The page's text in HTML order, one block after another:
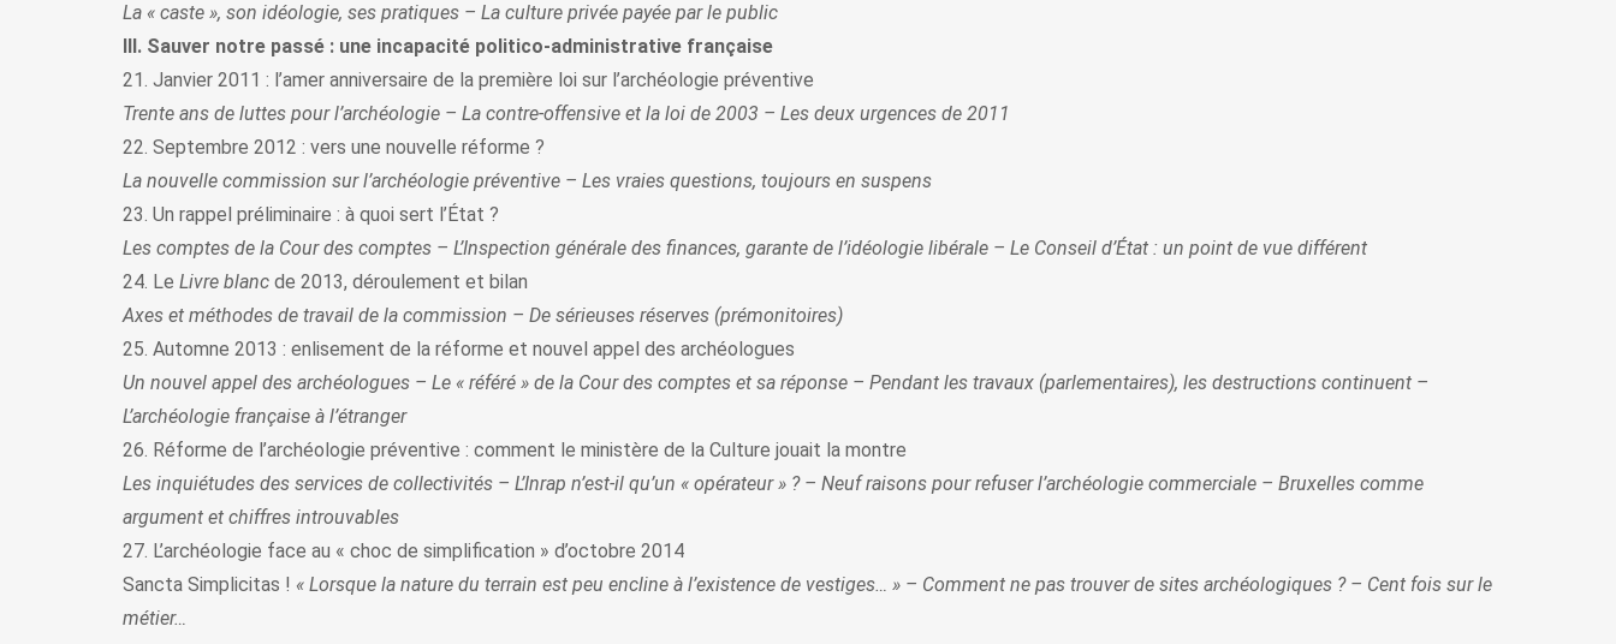
La « caste », son idéologie, ses pratiques – La culture privée payée par le public
III. Sauver notre passé : une incapacité politico-administrative française
21. Janvier 2011 : l’amer anniversaire de la première loi sur l’archéologie préventive
Trente ans de luttes pour l’archéologie – La contre-offensive et la loi de 2003 – Les deux urgences de 2011
22. Septembre 2012 : vers une nouvelle réforme ?
La nouvelle commission sur l’archéologie préventive – Les vraies questions, toujours en suspens
23. Un rappel préliminaire : à quoi sert l’État ?
Les comptes de la Cour des comptes – L’Inspection générale des finances, garante de l’idéologie libérale – Le Conseil d’État : un point de vue différent
24. Le Livre blanc de 2013, déroulement et bilan
Axes et méthodes de travail de la commission – De sérieuses réserves (prémonitoires)
25. Automne 2013 : enlisement de la réforme et nouvel appel des archéologues
Un nouvel appel des archéologues – Le « référé » de la Cour des comptes et sa réponse – Pendant les travaux (parlementaires), les destructions continuent –
L’archéologie française à l’étranger
26. Réforme de l’archéologie préventive : comment le ministère de la Culture jouait la montre
Les inquiétudes des services de collectivités – L’Inrap n’est-il qu’un « opérateur » ? – Neuf raisons pour refuser l’archéologie commerciale – Bruxelles comme
argument et chiffres introuvables
27. L’archéologie face au « choc de simplification » d’octobre 2014
Sancta Simplicitas ! « Lorsque la nature du terrain est peu encline à l’existence de vestiges… » – Comment ne pas trouver de sites archéologiques ? – Cent fois sur le
métier…